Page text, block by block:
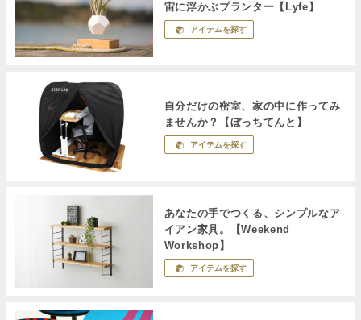
宙に浮かぶプランター【Lyfe】
アイテムを探す
自分だけの密室、家の中に作ってみ
ませんか？【ぼっちてんと】
アイテムを探す
あなたの手でつくる、シンプルなア
イアン家具。【Weekend
Workshop】
アイテムを探す